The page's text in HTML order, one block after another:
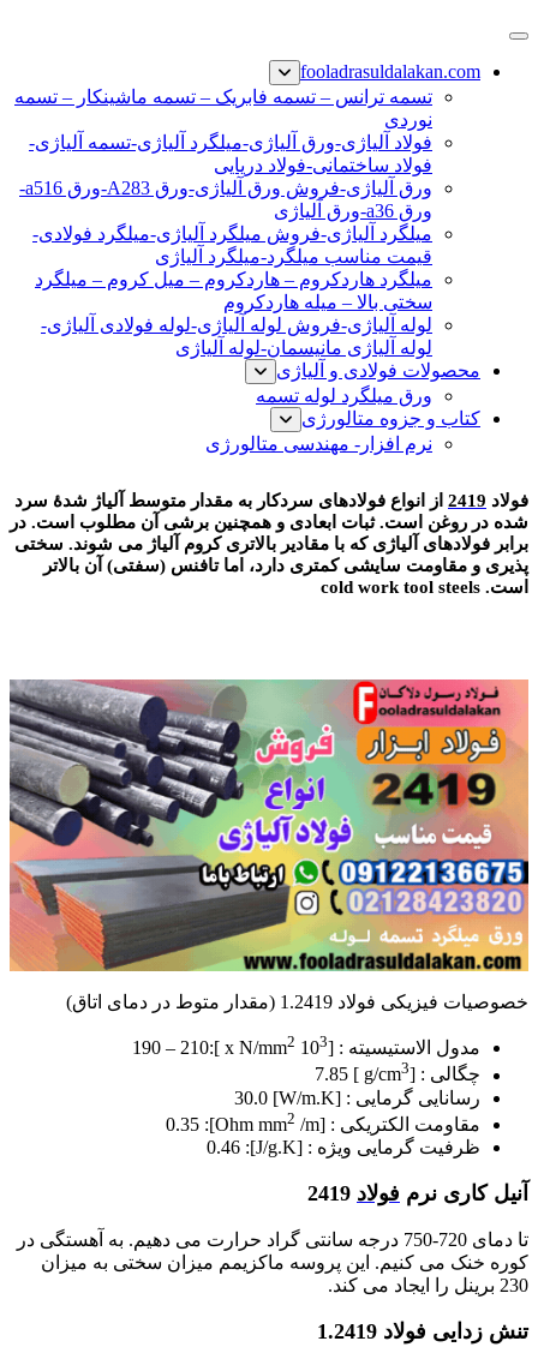
پرش
محتوا
نبشی فولادی-ناودانی فولادی-قیمت ورق-قیمت فولاد
fooladrasuldalakan.com
تسمه ترانس – تسمه فابریک – تسمه ماشینکار – تسمه
نوردی
فولاد آلیاژی-ورق آلیاژی-میلگرد آلیاژی-تسمه آلیاژی-
فولاد ساختمانی-فولاد دریایی
ورق آلیاژی-فروش ورق آلیاژی-ورق A283-ورق a516-
ورق a36-ورق آلیاژی
میلگرد آلیاژی-فروش میلگرد آلیاژی-میلگرد فولادی-
قیمت مناسب میلگرد-میلگرد آلیاژی
میلگرد هاردکروم – هاردکروم – میل کروم – میلگرد
سختی بالا – میله هاردکروم
لوله آلیاژی-فروش لوله آلیاژی-لوله فولادی آلیاژی-
لوله آلیاژی مانیسمان-لوله آلیاژی
محصولات فولادی و آلیاژی
ورق میلگرد لوله تسمه
کتاب و جزوه متالورژی
نرم افزار- مهندسی متالورژی
فولاد 2419 از انواع فولادهای سردکار به مقدار متوسط آلیاژ شدۀ سرد
شده در روغن است. ثبات ابعادی و همچنین برشی آن مطلوب است. در
برابر فولادهای آلیاژی که با مقادیر بالاتری کروم آلیاژ می شوند. سختی
پذیری و مقاومت سایشی کمتری دارد، اما تافنس (سفتی) آن بالاتر
است. cold work tool steels
خصوصیات فیزیکی فولاد 1.2419 (مقدار متوط در دمای اتاق)
مدول الاستیسیته : [103
2
]:190 – 210
چگالی : [g/cm3
] 7.85
رسانایی گرمایی : [W/m.K] 30.0
مقاومت الکتریکی : [Ohm mm
2 /m]: 0.35
ظرفیت گرمایی ویژه : [J/g.K]: 0.46
آنیل کاری نرم فولاد
تا دمای 720-750 درجه سانتی گراد حرارت می دهیم. به آهستگی در
کوره خنک می کنیم. این پروسه ماکزیمم میزان سختی به میزان
230 برینل را ایجاد می کند.
تنش زدایی فولاد 1.2419